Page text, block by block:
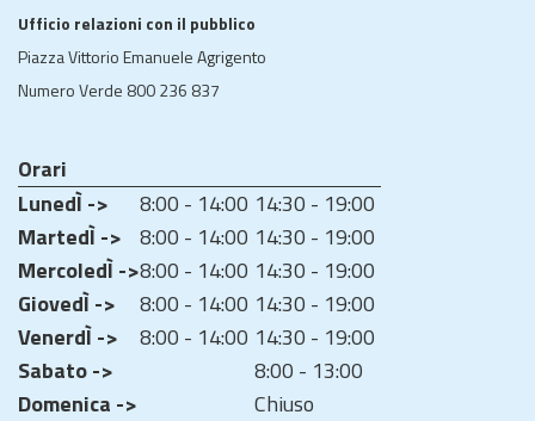
Ufficio relazioni con il pubblico
Piazza Vittorio Emanuele Agrigento
Numero Verde 800 236 837
Orari
LunedÌ ->
8:00 - 14:00 14:30 - 19:00
MartedÌ -> 8:00 - 14:00 14:30 - 19:00
MercoledÌ ->8:00 - 14:00 14:30 - 19:00
GiovedÌ ->
8:00 - 14:00 14:30 - 19:00
VenerdÌ ->
8:00 - 14:00 14:30 - 19:00
Sabato ->
8:00 - 13:00
Domenica ->
Chiuso